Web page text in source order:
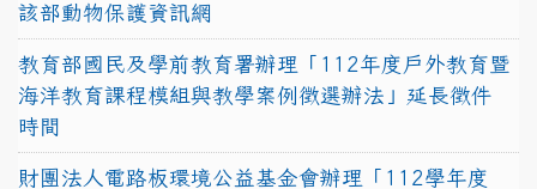
該部動物保護資訊網
教育部國民及學前教育署辦理「112年度戶外教育暨
海洋教育課程模組與教學案例徵選辦法」延長徵件
時間
財團法人電路板環境公益基金會辦理「112學年度